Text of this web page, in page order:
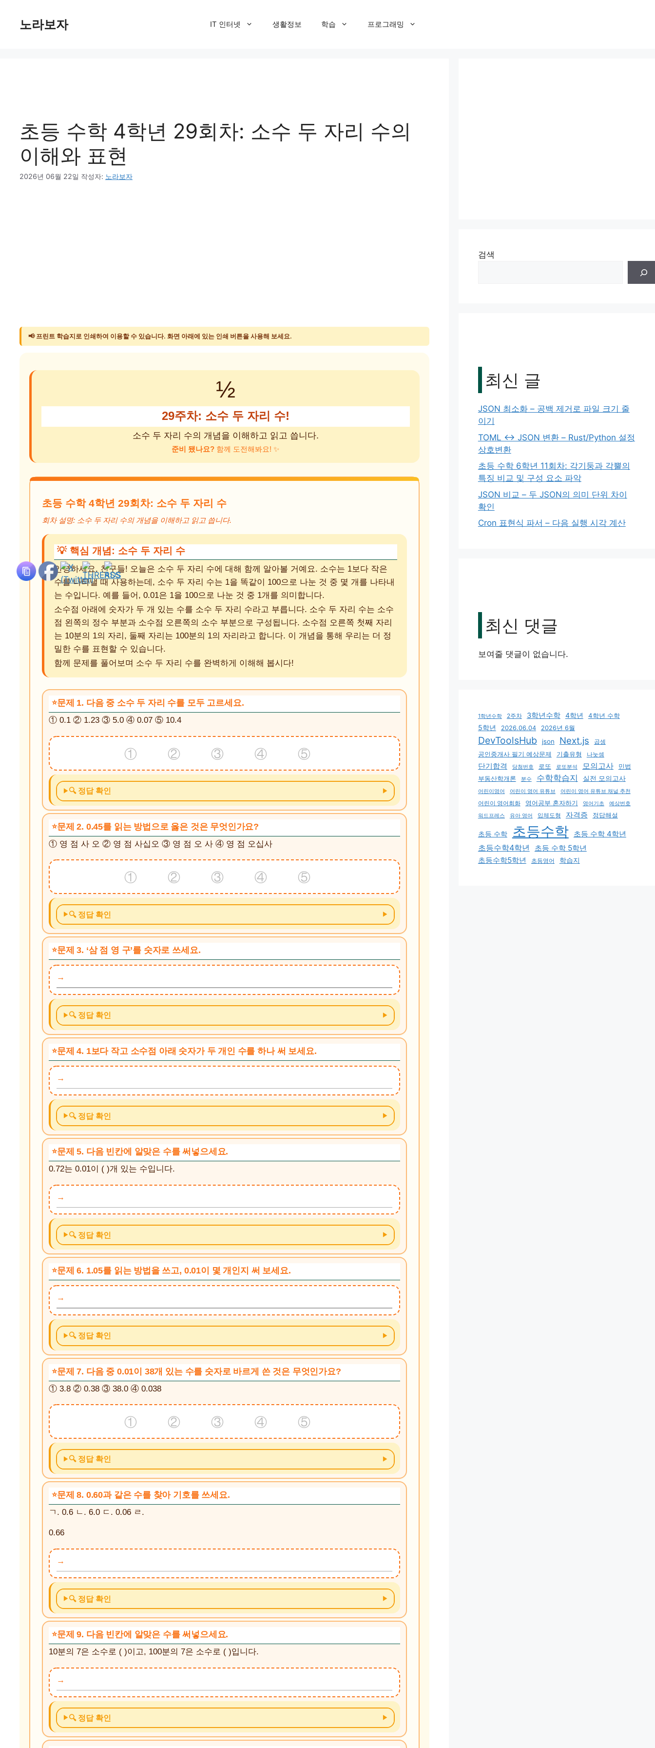
노라보자 IT 인터넷 생활정보 학습 프로그래밍
초등 수학 4학년 29회차: 소수 두 자리 수의
이해와 표현
2026년 06월 22일 작성자: 노라보자
📢 프린트 학습지로 인쇄하여 이용할 수 있습니다. 화면 아래에 있는 인쇄 버튼을 사용해 보세요.
½
29주차: 소수 두 자리 수!
소수 두 자리 수의 개념을 이해하고 읽고 씁니다.
준비 됐나요? 함께 도전해봐요! ✨
초등 수학 4학년 29회차: 소수 두 자리 수
회차 설명: 소수 두 자리 수의 개념을 이해하고 읽고 씁니다.
💡 핵심 개념: 소수 두 자리 수
안녕하세요, 친구들! 오늘은 소수 두 자리 수에 대해 함께 알아볼 거예요. 소수는 1보다 작은
수를 나타낼 때 사용하는데, 소수 두 자리 수는 1을 똑같이 100으로 나눈 것 중 몇 개를 나타내
는 수입니다. 예를 들어, 0.01은 1을 100으로 나눈 것 중 1개를 의미합니다.
소수점 아래에 숫자가 두 개 있는 수를 소수 두 자리 수라고 부릅니다. 소수 두 자리 수는 소수
점 왼쪽의 정수 부분과 소수점 오른쪽의 소수 부분으로 구성됩니다. 소수점 오른쪽 첫째 자리
는 10분의 1의 자리, 둘째 자리는 100분의 1의 자리라고 합니다. 이 개념을 통해 우리는 더 정
밀한 수를 표현할 수 있습니다.
함께 문제를 풀어보며 소수 두 자리 수를 완벽하게 이해해 봅시다!
문제 1. 다음 중 소수 두 자리 수를 모두 고르세요.
① 0.1 ② 1.23 ③ 5.0 ④ 0.07 ⑤ 10.4
① ② ③ ④ ⑤
🔍 정답 확인
문제 2. 0.45를 읽는 방법으로 옳은 것은 무엇인가요?
① 영 점 사 오 ② 영 점 사십오 ③ 영 점 오 사 ④ 영 점 오십사
① ② ③ ④ ⑤
🔍 정답 확인
문제 3. ‘삼 점 영 구’를 숫자로 쓰세요.
🔍 정답 확인
문제 4. 1보다 작고 소수점 아래 숫자가 두 개인 수를 하나 써 보세요.
🔍 정답 확인
문제 5. 다음 빈칸에 알맞은 수를 써넣으세요.
0.72는 0.01이 ( )개 있는 수입니다.
🔍 정답 확인
문제 6. 1.05를 읽는 방법을 쓰고, 0.01이 몇 개인지 써 보세요.
🔍 정답 확인
문제 7. 다음 중 0.01이 38개 있는 수를 숫자로 바르게 쓴 것은 무엇인가요?
① 3.8 ② 0.38 ③ 38.0 ④ 0.038
① ② ③ ④ ⑤
🔍 정답 확인
문제 8. 0.60과 같은 수를 찾아 기호를 쓰세요.
ㄱ. 0.6 ㄴ. 6.0 ㄷ. 0.06 ㄹ.
0.66
🔍 정답 확인
문제 9. 다음 빈칸에 알맞은 수를 써넣으세요.
10분의 7은 소수로 ( )이고, 100분의 7은 소수로 ( )입니다.
🔍 정답 확인
검색
최신 글
JSON 최소화 – 공백 제거로 파일 크기 줄
이기
TOML ↔ JSON 변환 – Rust/Python 설정
상호변환
초등 수학 6학년 11회차: 각기둥과 각뿔의
특징 비교 및 구성 요소 파악
JSON 비교 – 두 JSON의 의미 단위 차이
확인
Cron 표현식 파서 – 다음 실행 시각 계산
최신 댓글
보여줄 댓글이 없습니다.
1학년수학 2주차 3학년수학 4학년 4학년 수학
5학년 2026.06.04 2026년 6월
DevToolsHub json Next.js
곱셈
공인중개사 필기 예상문제
기출유형 나눗셈
단기합격 당첨번호 로또 로또분석 모의고사
민법
부동산학개론
분수 수학학습지 실전 모의고사
어린이영어 어린이 영어 유튜브 어린이 영어 유튜브 채널 추천
어린이 영어회화 영어공부 혼자하기 영어기초 예상번호
워드프레스 유아 영어 입체도형 자격증 정답해설
초등 수학 초등수학 초등 수학 4학년
초등수학4학년
초등 수학 5학년
초등수학5학년
초등영어 학습지